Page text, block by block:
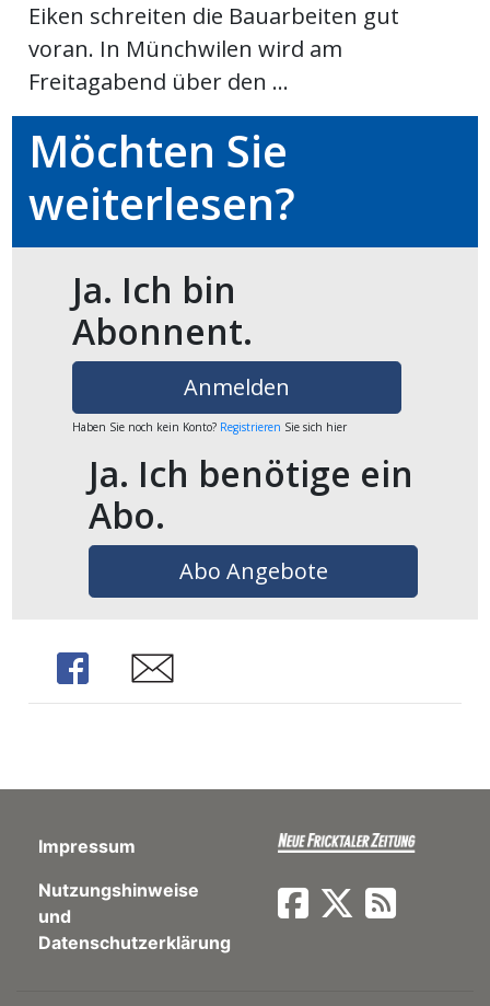
Eiken schreiten die Bauarbeiten gut
voran. In Münchwilen wird am
Freitagabend über den ...
Möchten Sie
weiterlesen?
Ja. Ich bin
Abonnent.
Anmelden
Haben Sie noch kein Konto? Registrieren Sie sich hier
Ja. Ich benötige ein
Abo.
Abo Angebote
Share Share
Impressum
Nutzungshinweise
und
Datenschutzerklärung